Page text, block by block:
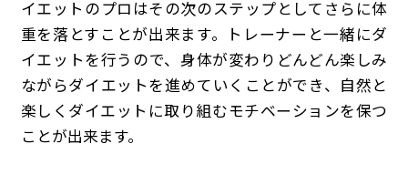
イエットのプロはその次のステップとしてさらに体
重を落とすことが出来ます。トレーナーと一緒にダ
イエットを行うので、身体が変わりどんどん楽しみ
ながらダイエットを進めていくことができ、自然と
楽しくダイエットに取り組むモチベーションを保つ
ことが出来ます。